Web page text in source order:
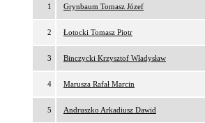
1 Grynbaum Tomasz Józef
2 Łotocki Tomasz Piotr
3 Binczycki Krzysztof Władysław
4 Marusza Rafał Marcin
5 Andruszko Arkadiusz Dawid